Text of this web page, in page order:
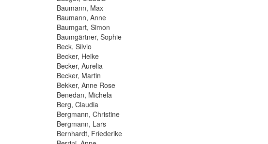
Baumann, Max
Baumann, Anne
Baumgart, Simon
Baumgärtner, Sophie
Beck, Silvio
Becker, Heike
Becker, Aurelia
Becker, Martin
Bekker, Anne Rose
Benedan, Michela
Berg, Claudia
Bergmann, Christine
Bergmann, Lars
Bernhardt, Friederike